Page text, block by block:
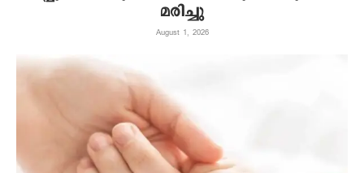
മരിച്ചു
August 1, 2026